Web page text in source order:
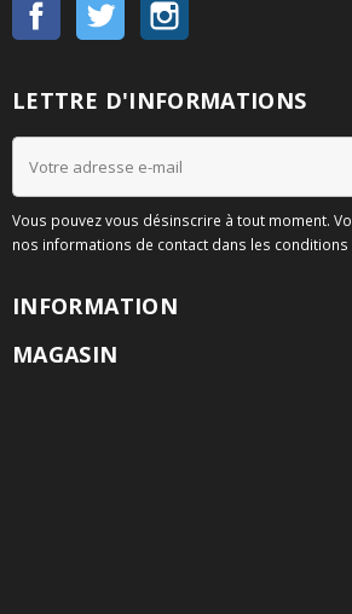
LETTRE D'INFORMATIONS
Vous pouvez vous désinscrire à tout moment.
nos informations de contact dans les
INFORMATION
MAGASIN